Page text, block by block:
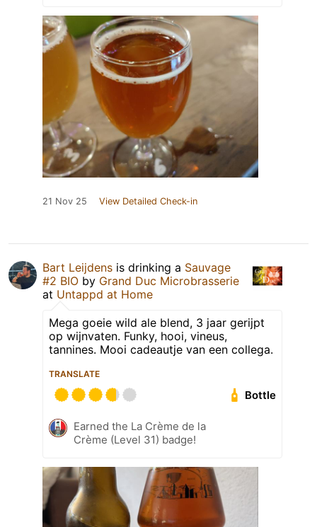
21 Nov 25 View Detailed Check-in
Bart Leijdens is drinking a Sauvage
#2 BIO by Grand Duc Microbrasserie
at Untappd at Home
Mega goeie wild ale blend, 3 jaar gerijpt
op wijnvaten. Funky, hooi, vineus,
tannines. Mooi cadeautje van een collega.
TRANSLATE
Bottle
Earned the La Crème de la
Crème (Level 31) badge!